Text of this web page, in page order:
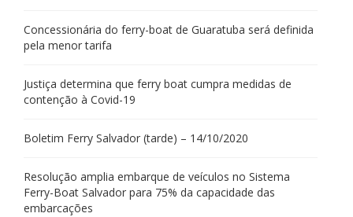
Concessionária do ferry-boat de Guaratuba será definida
pela menor tarifa
Justiça determina que ferry boat cumpra medidas de
contenção à Covid-19
Boletim Ferry Salvador (tarde) – 14/10/2020
Resolução amplia embarque de veículos no Sistema
Ferry-Boat Salvador para 75% da capacidade das
embarcações